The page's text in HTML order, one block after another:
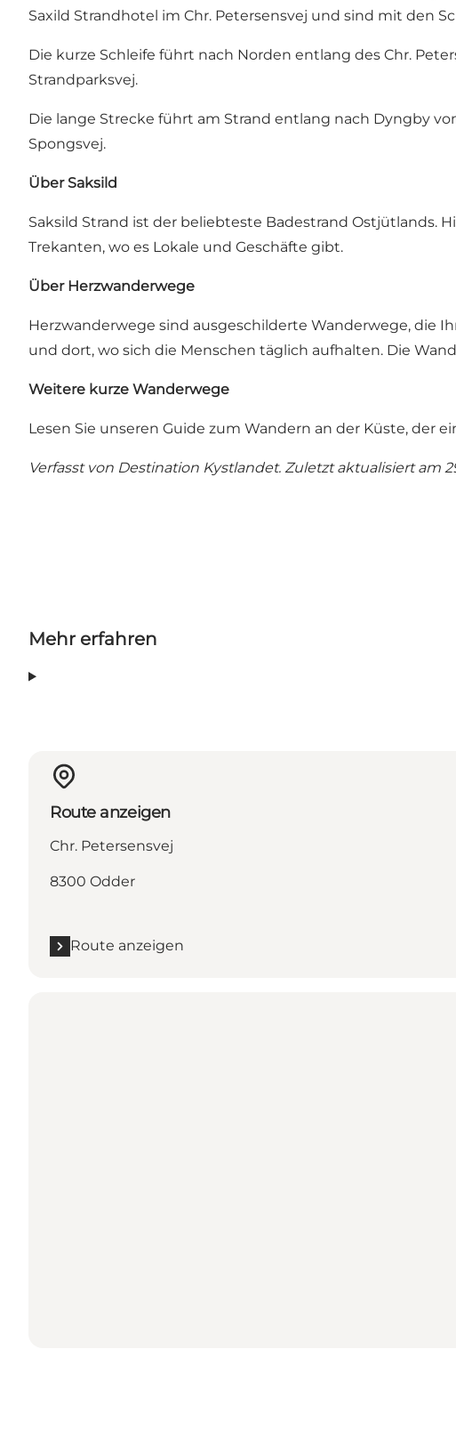
Saxild Strandhotel im Chr. Petersensvej und sind mit den
Die kurze Schleife führt nach Norden entlang des Chr.
Strandparksvej.
Die lange Strecke führt am Strand entlang nach Dyngby
Spongsvej.
Über Saksild
Saksild Strand ist der beliebteste Badestrand Ostjütlands.
Trekanten, wo es Lokale und Geschäfte gibt.
Über Herzwanderwege
Herzwanderwege sind ausgeschilderte Wanderwege, die
und dort, wo sich die Menschen täglich aufhalten. Die
Weitere kurze Wanderwege
Lesen Sie unseren Guide zum Wandern an der Küste, der
Verfasst von Destination Kystlandet. Zuletzt aktualisiert am
Mehr erfahren
Route anzeigen
Chr. Petersensvej
8300 Odder
Route anzeigen